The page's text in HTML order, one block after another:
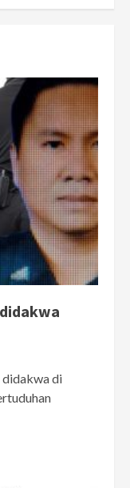
didakwa di